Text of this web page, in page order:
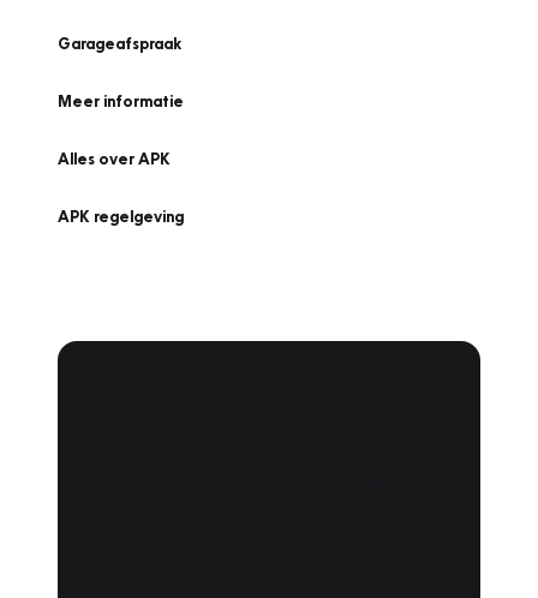
Garageafspraak
Meer informatie
Alles over APK
APK regelgeving